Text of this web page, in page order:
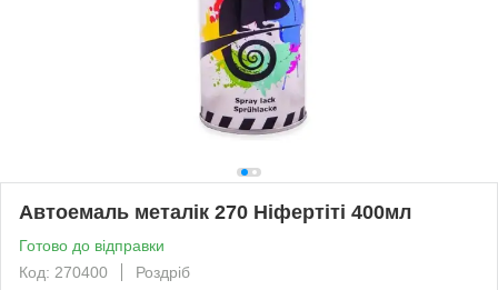
Автоемаль металік 270 Ніфертіті 400мл
Готово до відправки
Код: 270400
Роздріб